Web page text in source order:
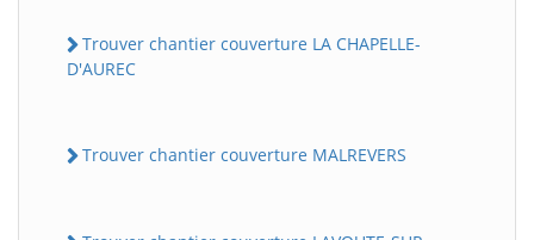
Trouver chantier couverture LA CHAPELLE-
D'AUREC
Trouver chantier couverture MALREVERS